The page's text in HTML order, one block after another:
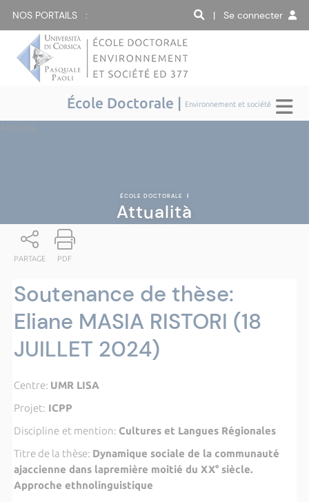
NOS PORTAILS : | Se connecter
École Doctorale | Environnement et société
ÉCOLE DOCTORALE |
Attualità
PARTAGE PDF
Soutenance de thèse:
Eliane MASIA RISTORI (18
JUILLET 2024)
Centre: UMR LISA
Projet: ICPP
Discipline et mention: Cultures et Langues Régionales
Titre de la thèse: Dynamique sociale de la communauté
ajaccienne dans lapremière moitié du XX° siècle.
Approche ethnolinguistique